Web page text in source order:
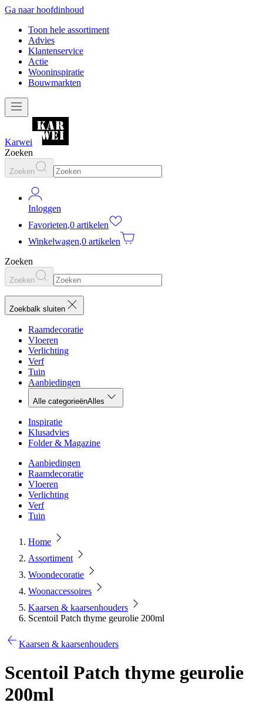
Ga naar hoofdinhoud
Toon hele assortiment
Advies
Klantenservice
Actie
Wooninspiratie
Bouwmarkten
Karwei
Zoeken
Zoeken
Inloggen
Favorieten,0 artikelen
Winkelwagen,0 artikelen
Zoeken
Zoeken
Zoekbalk sluiten
Raamdecoratie
Vloeren
Verlichting
Verf
Tuin
Aanbiedingen
Alle categorieënAlles
Inspiratie
Klusadvies
Folder & Magazine
Aanbiedingen
Raamdecoratie
Vloeren
Verlichting
Verf
Tuin
Home
Assortiment
Woondecoratie
Woonaccessoires
Kaarsen & kaarsenhouders
Scentoil Patch thyme geurolie 200ml
Kaarsen & kaarsenhouders
Scentoil Patch thyme geurolie
200ml